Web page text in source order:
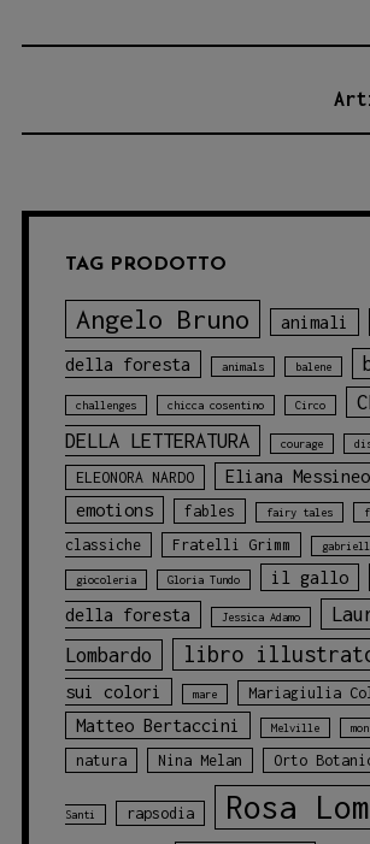
TAG PRODOTTO
Angelo Bruno animali
della foresta animals balene
challenges chicca cosentino Circo
DELLA LETTERATURA
courage
ELEONORA NARDO
Eliana Messineo
emotions
fables fairy tales
classiche
Fratelli Grimm
giocoleria Gloria Tundo il gallo
della foresta
Jessica Adamo
Lombardo
libro
sui colori
mare Mariagiulia
Matteo Bertaccini Melville
natura Nina Melan Orto
Santi rapsodia Rosa